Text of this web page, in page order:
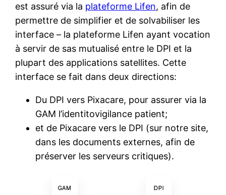
est assuré via la plateforme Lifen, afin de
permettre de simplifier et de solvabiliser les
interface – la plateforme Lifen ayant vocation
à servir de sas mutualisé entre le DPI et la
plupart des applications satellites. Cette
interface se fait dans deux directions:
Du DPI vers Pixacare, pour assurer via la
GAM l’identitovigilance patient;
et de Pixacare vers le DPI (sur notre site,
dans les documents externes, afin de
préserver les serveurs critiques).